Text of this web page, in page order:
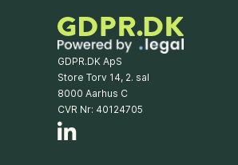
GDPR.DK ApS
Store Torv 14, 2. sal
8000 Aarhus C
CVR Nr: 40124705